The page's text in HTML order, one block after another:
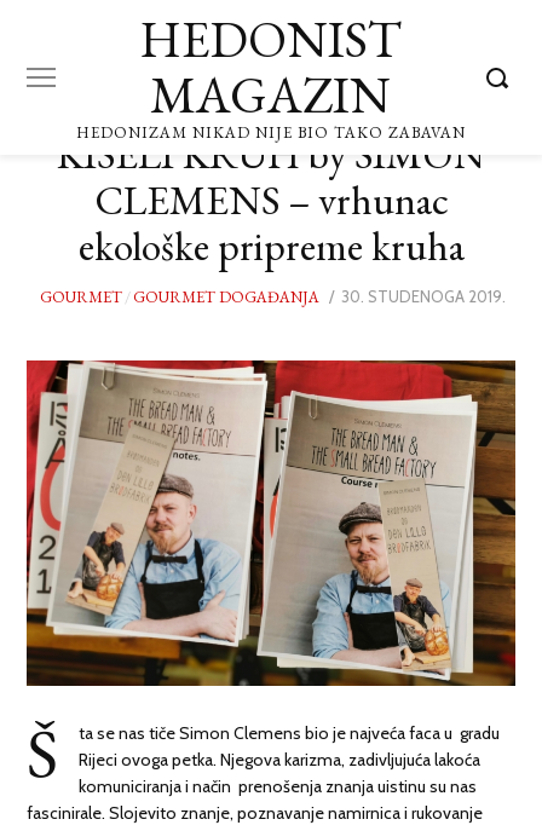
HEDONIST
MAGAZIN
HEDONIZAM NIKAD NIJE BIO TAKO ZABAVAN
KISELI KRUH by SIMON
CLEMENS – vrhunac
ekološke pripreme kruha
GOURMET /GOURMET DOGAĐANJA
POSTED
30. STUDENOGA 2019.
Š
ta se nas tiče Simon Clemens bio je najveća faca u gradu
Rijeci ovoga petka. Njegova karizma, zadivljujuća lakoća
komuniciranja i način prenošenja znanja uistinu su nas
fascinirale. Slojevito znanje, poznavanje namirnica i rukovanje